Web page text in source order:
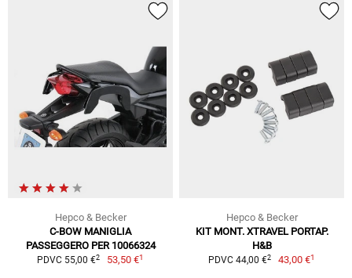
Hepco & Becker
C-BOW MANIGLIA
PASSEGGERO PER 10066324
PDVC 55,00 €2 53,50 €1
Hepco & Becker
KIT MONT. XTRAVEL PORTAP.
H&B
PDVC 44,00 €2 43,00 €1